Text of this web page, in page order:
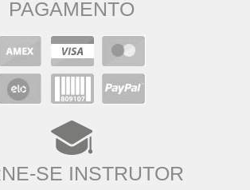
PAGAMENTO
SE INSTRUTOR